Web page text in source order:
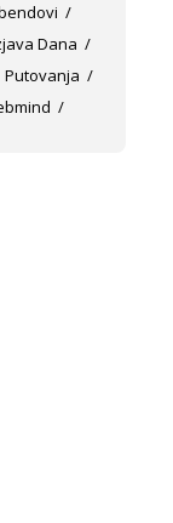
Dana
Putovanja